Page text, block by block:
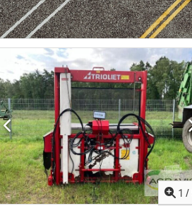
1 /